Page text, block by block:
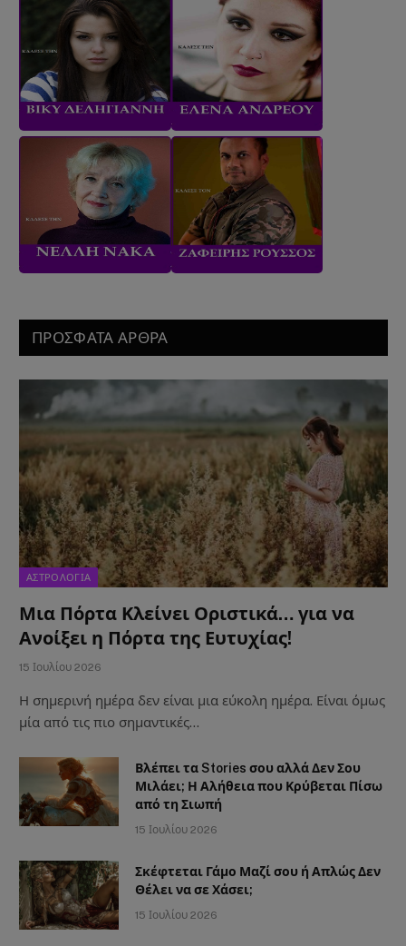
ΠΡΟΣΦΑΤΑ ΑΡΘΡΑ
ΑΣΤΡΟΛΟΓΙΑ
Μια Πόρτα Κλείνει Οριστικά… για να
Ανοίξει η Πόρτα της Ευτυχίας!
15 Ιουλίου 2026
Η σημερινή ημέρα δεν είναι μια εύκολη ημέρα. Είναι όμως
μία από τις πιο σημαντικές…
Βλέπει τα Stories σου αλλά Δεν Σου
Μιλάει; Η Αλήθεια που Κρύβεται Πίσω
από τη Σιωπή
15 Ιουλίου 2026
Σκέφτεται Γάμο Μαζί σου ή Απλώς Δεν
Θέλει να σε Χάσει;
15 Ιουλίου 2026